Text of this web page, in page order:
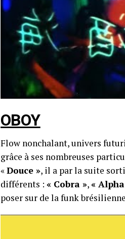
OBOY
Flow nonchalant, univers
grâce à ses nombreuses
«Douce », il a par la suite
différents : « Cobra »,«
poser sur de la funk